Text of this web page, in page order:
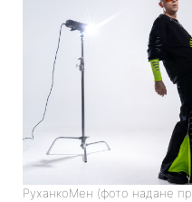
РуханкоМен (фото надане